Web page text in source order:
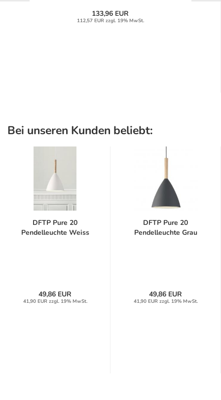
133,96 EUR
112,57 EUR zzgl. 19% MwSt.
Bei unseren Kunden beliebt:
DFTP Pure 20
Pendelleuchte Weiss
49,86 EUR
41,90 EUR zzgl. 19% MwSt.
DFTP Pure 20
Pendelleuchte Grau
49,86 EUR
41,90 EUR zzgl. 19% MwSt.